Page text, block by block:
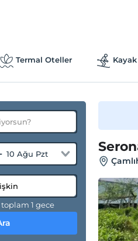
Termal Oteller
10 Ağu Pzt
1 gece